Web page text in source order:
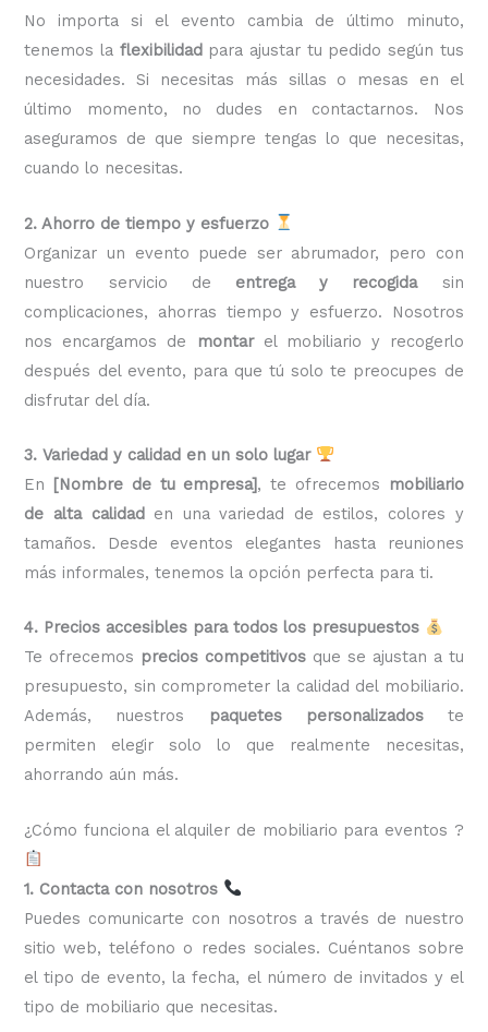
No importa si el evento cambia de último minuto,
tenemos la flexibilidadpara ajustar tu pedido según tus
necesidades. Si necesitas más sillas o mesas en el
último momento, no dudes en contactarnos. Nos
aseguramos de que siempre tengas lo que necesitas,
cuando lo necesitas.
2. Ahorro de tiempo y esfuerzo
Organizar un evento puede ser abrumador, pero con
nuestro servicio de entrega y recogidasin
complicaciones, ahorras tiempo y esfuerzo. Nosotros
nos encargamos de
montarel mobiliario y recogerlo
después del evento, para que tú solo te preocupes de
disfrutar del día.
3. Variedad y calidad en un solo lugar
En [Nombre de tu empresa], te ofrecemos
mobiliario
de alta calidaden una variedad de estilos, colores y
tamaños. Desde eventos elegantes hasta reuniones
más informales, tenemos la opción perfecta para ti.
4. Precios accesibles para todos los presupuestos
Te ofrecemos precios competitivos que se ajustan a tu
presupuesto, sin comprometer la calidad del mobiliario.
Además, nuestros
paquetes personalizadoste
permiten elegir solo lo que realmente necesitas,
ahorrando aún más.
¿Cómo funciona el alquiler de mobiliario para eventos ?
1. Contacta con nosotros
Puedes comunicarte con nosotros a través de nuestro
sitio web, teléfono o redes sociales. Cuéntanos sobre
el tipo de evento, la fecha, el número de invitados y el
tipo de mobiliario que necesitas.